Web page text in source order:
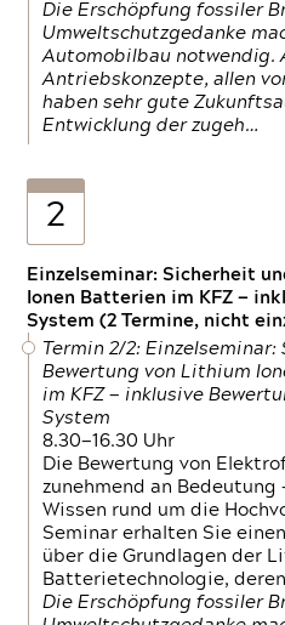
Die Erschöpfung fossiler
Umweltschutzgedanke
Automobilbau notwendig.
Antriebskonzepte, allen
haben sehr gute
Entwicklung der zugeh…
2
Einzelseminar: Sicherheit
Ionen Batterien im KFZ —
System (2 Termine, nicht
Termin 2/2:
Bewertung von Lithium
im KFZ — inklusive
System
8.30—16.30 Uhr
Die Bewertung von
zunehmend an Bedeutung
Wissen rund um die
Seminar erhalten Sie
über die Grundlagen der
Batterietechnologie,
Die Erschöpfung fossiler